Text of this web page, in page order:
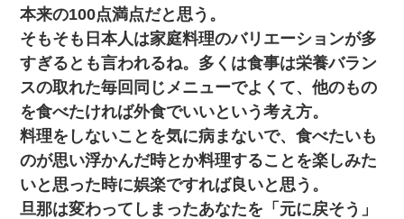
本来の100点満点だと思う。
そもそも日本人は家庭料理のバリエーションが多
すぎるとも言われるね。多くは食事は栄養バラン
スの取れた毎回同じメニューでよくて、他のもの
を食べたければ外食でいいという考え方。
料理をしないことを気に病まないで、食べたいも
のが思い浮かんだ時とか料理することを楽しみた
いと思った時に娯楽ですれば良いと思う。
旦那は変わってしまったあなたを「元に戻そう」